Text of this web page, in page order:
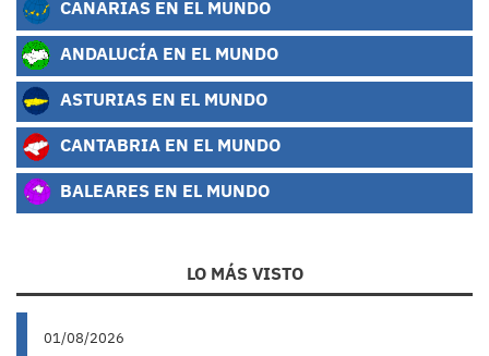
CANARIAS EN EL MUNDO
ANDALUCÍA EN EL MUNDO
ASTURIAS EN EL MUNDO
CANTABRIA EN EL MUNDO
BALEARES EN EL MUNDO
LO MÁS VISTO
01/08/2026